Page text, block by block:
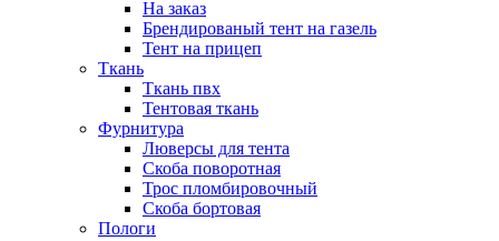
На заказ
Брендированый тент на газель
Тент на прицеп
Ткань
Ткань пвх
Тентовая ткань
Фурнитура
Люверсы для тента
Скоба поворотная
Трос пломбировочный
Скоба бортовая
Пологи